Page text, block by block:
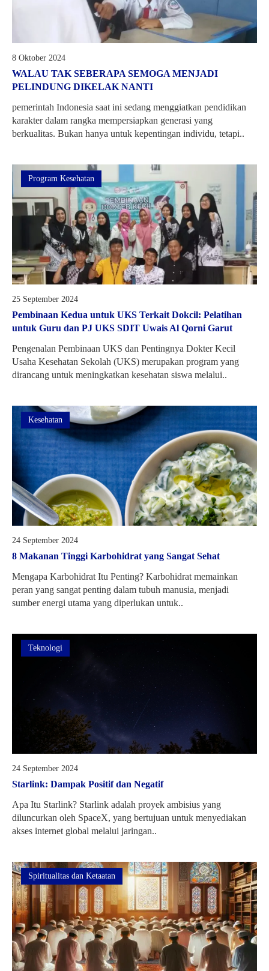
8 Oktober 2024
WALAU TAK SEBERAPA SEMOGA MENJADI
PELINDUNG DIKELAK NANTI
pemerintah Indonesia saat ini sedang menggiatkan pendidikan
karakter dalam rangka mempersiapkan generasi yang
berkualitas. Bukan hanya untuk kepentingan individu, tetapi..
Program Kesehatan
25 September 2024
Pembinaan Kedua untuk UKS Terkait Dokcil: Pelatihan
untuk Guru dan PJ UKS SDIT Uwais Al Qorni Garut
Pengenalan Pembinaan UKS dan Pentingnya Dokter Kecil
Usaha Kesehatan Sekolah (UKS) merupakan program yang
dirancang untuk meningkatkan kesehatan siswa melalui..
Kesehatan
24 September 2024
8 Makanan Tinggi Karbohidrat yang Sangat Sehat
Mengapa Karbohidrat Itu Penting? Karbohidrat memainkan
peran yang sangat penting dalam tubuh manusia, menjadi
sumber energi utama yang diperlukan untuk..
Teknologi
24 September 2024
Starlink: Dampak Positif dan Negatif
Apa Itu Starlink? Starlink adalah proyek ambisius yang
diluncurkan oleh SpaceX, yang bertujuan untuk menyediakan
akses internet global melalui jaringan..
Spiritualitas dan Ketaatan